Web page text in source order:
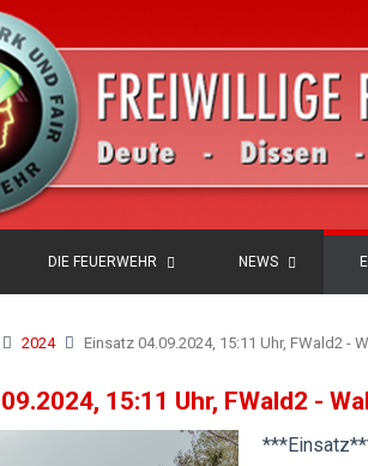
DIE FEUERWEHR NEWS
2024 Einsatz 04.09.2024, 15:11 Uhr, FWald2
15:11 Uhr, FWald2 -